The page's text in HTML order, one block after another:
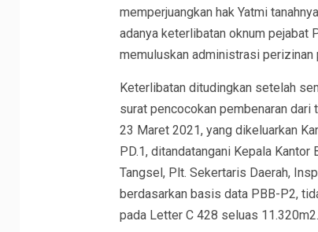
memperjuangkan hak Yatmi
adanya keterlibatan oknum pejabat
memuluskan administrasi perizinan
Keterlibatan ditudingkan setelah
surat pencocokan pembenaran dari
23 Maret 2021, yang dikeluarkan
PD.1, ditandatangani Kepala
Tangsel, Plt. Sekertaris Daerah,
berdasarkan basis data PBB-P2,
pada Letter C 428 seluas 11.320m2.